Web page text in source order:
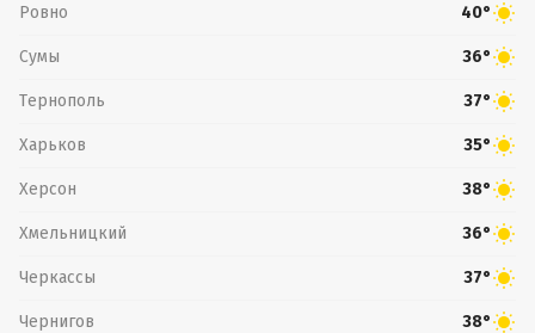
Ровно 40°
Сумы 36°
Тернополь 37°
Харьков 35°
Херсон 38°
Хмельницкий 36°
Черкассы 37°
Чернигов 38°